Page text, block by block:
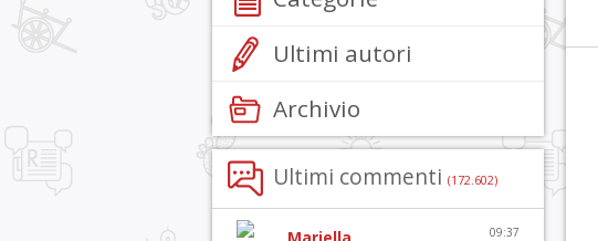
Ultimi autori
Archivio
Ultimi commenti (172.602)
09:37